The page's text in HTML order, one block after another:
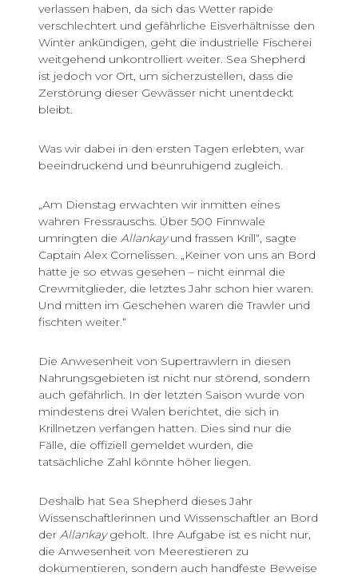
verlassen haben, da sich das Wetter rapide
verschlechtert und gefährliche Eisverhältnisse den
Winter ankündigen, geht die industrielle Fischerei
weitgehend unkontrolliert weiter. Sea Shepherd
ist jedoch vor Ort, um sicherzustellen, dass die
Zerstörung dieser Gewässer nicht unentdeckt
bleibt.
Was wir dabei in den ersten Tagen erlebten, war
beeindruckend und beunruhigend zugleich.
„Am Dienstag erwachten wir inmitten eines
wahren Fressrauschs. Über 500 Finnwale
umringten die Allankayund frassen Krill“, sagte
Captain Alex Cornelissen. „Keiner von uns an Bord
hatte je so etwas gesehen – nicht einmal die
Crewmitglieder, die letztes Jahr schon hier waren.
Und mitten im Geschehen waren die Trawler und
fischten weiter.“
Die Anwesenheit von Supertrawlern in diesen
Nahrungsgebieten ist nicht nur störend, sondern
auch gefährlich. In der letzten Saison wurde von
mindestens drei Walen berichtet, die sich in
Krillnetzen verfangen hatten. Dies sind nur die
Fälle, die offiziell gemeldet wurden, die
tatsächliche Zahl könnte höher liegen.
Deshalb hat Sea Shepherd dieses Jahr
Wissenschaftlerinnen und Wissenschaftler an Bord
der Allankaygeholt. Ihre Aufgabe ist es nicht nur,
die Anwesenheit von Meerestieren zu
dokumentieren, sondern auch handfeste Beweise